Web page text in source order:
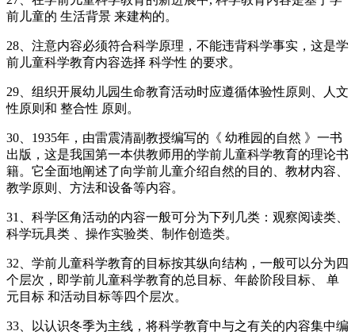
前儿童的 生活背景 来建构的。
28、注意内容必须符合科学原理，不能违背科学事实，这是学
前儿童科学教育内容选择 科学性 的要求。
29、组织开展幼儿园生命教育活动时应遵循体验性原则、人文
性原则和 整合性 原则。
30、1935年，由雷震清副教授编写的《 幼稚园的自然 》一书
出版，这是我国第一本供教师用的学前儿童科学教育的理论书
籍。它全面地阐述了向学前儿童介绍自然的目的、教材内容、
教学原则、方法和设备等内容。
31、科学区角活动的内容一般可分为下列几类：观察阅读类、
科学玩具类 、操作实验类、制作创造类。
32、学前儿童科学教育的目标按其纵向结构，一般可以分为四
个层次，即学前儿童科学教育的总目标、年龄阶段目标、 单
元目标 和活动目标等四个层次。
33、以认识冬季为主线，将科学教育中与之有关的内容集中编